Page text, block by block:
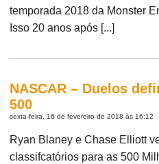
temporada 2018 da Monster
Isso 20 anos após [...]
NASCAR – Duelos
500
sexta-feira, 16 de fevereiro de 2018 às 16:12
Ryan Blaney e Chase Elliott
classifcatórios para as 500